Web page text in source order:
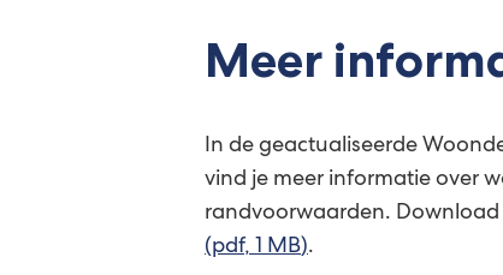
Meer
In de geactualiseerde
vind je meer informatie over
randvoorwaarden. Download
(pdf, 1 MB).